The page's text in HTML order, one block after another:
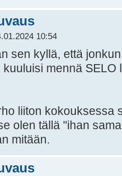
10:54
sen kyllä, että
mennä
liiton kokouksessa
olen tällä "ihan
mitään.